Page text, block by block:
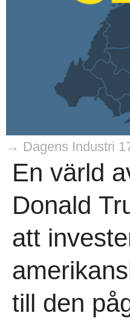
→ Dagens Industri
En värld
Donald
att
till den